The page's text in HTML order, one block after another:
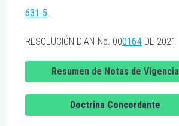
631-5.
RESOLUCIÓN DIAN No. 000164DE 2021
Resumen de Notas de Vigencia
Doctrina Concordante